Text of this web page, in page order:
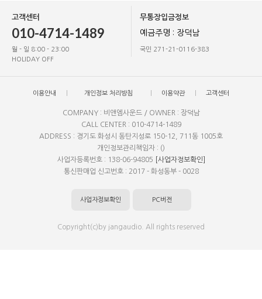
고객센터
010-4714-1489
월 - 일 8:00 - 23:00
HOLIDAY OFF
무통장입금정보
예금주명 : 장덕남
국민 271-21-0116-383
이용안내 개인정보 처리방침 이용약관 고객센터
COMPANY : 비앤엠사운드 / OWNER : 장덕남
CALL CENTER : 010-4714-1489
ADDRESS : 경기도 화성시 동탄지성로 150-12, 711동 1005호
개인정보관리책임자 : ()
사업자등록번호 : 138-06-94805
[사업자정보확인]
통신판매업 신고번호 : 2017 - 화성동부 - 0028
사업자정보확인 PC버전
Copyright(c)by jangaudio. All rights reserved